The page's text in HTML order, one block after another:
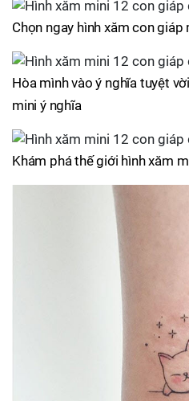
Chọn ngay hình xăm con giáp
Hòa mình vào ý nghĩa tuyệt
mini ý nghĩa
Khám phá thế giới hình xăm